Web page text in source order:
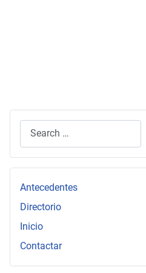
Search
Antecedentes
Directorio
Inicio
Contactar